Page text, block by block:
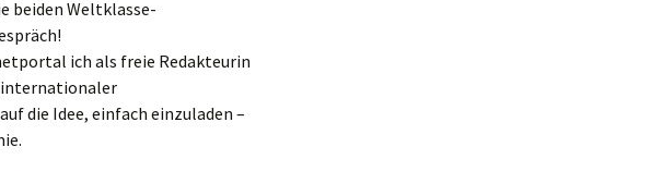
beiden Weltklasse-
ich als freie Redakteurin
internationaler
die Idee, einfach einzuladen –